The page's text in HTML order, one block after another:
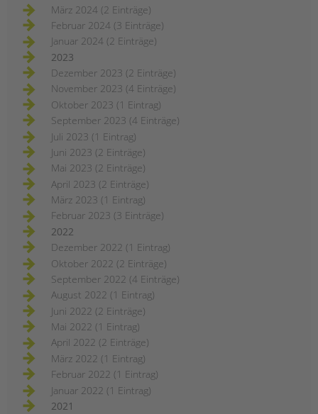
März 2024 (2 Einträge)
Februar 2024 (3 Einträge)
Januar 2024 (2 Einträge)
2023
Dezember 2023 (2 Einträge)
November 2023 (4 Einträge)
Oktober 2023 (1 Eintrag)
September 2023 (4 Einträge)
Juli 2023 (1 Eintrag)
Juni 2023 (2 Einträge)
Mai 2023 (2 Einträge)
April 2023 (2 Einträge)
März 2023 (1 Eintrag)
Februar 2023 (3 Einträge)
2022
Dezember 2022 (1 Eintrag)
Oktober 2022 (2 Einträge)
September 2022 (4 Einträge)
August 2022 (1 Eintrag)
Juni 2022 (2 Einträge)
Mai 2022 (1 Eintrag)
April 2022 (2 Einträge)
März 2022 (1 Eintrag)
Februar 2022 (1 Eintrag)
Januar 2022 (1 Eintrag)
2021